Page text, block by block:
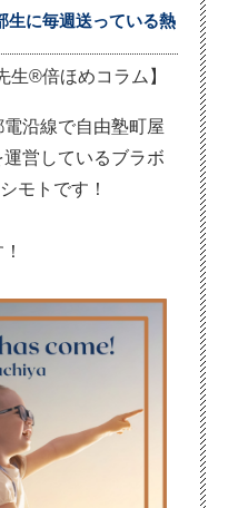
生に毎週送っている熱
生®倍ほめコラム】
沿線で自由塾町屋
営しているブラボ
モトです！